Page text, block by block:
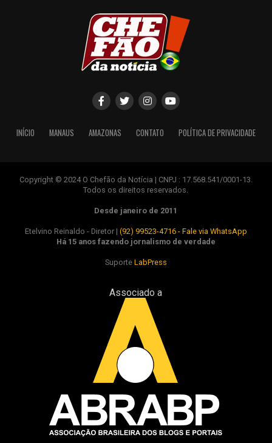
INÍCIO MANAUS AMAZONAS CONTATO POLÍTICA DE PRIVACIDADE
Copyright © 2024 O Chefão da Notícia | CNPJ : 17.568.541/0001-13.
Todos os direitos reservados.
Desde janeiro de 2011
Etelvino Reinaldo - Diretor | (92) 99523-4716 - Fale via WhatsApp
Há 15 anos fazendo jornalismo de verdade
Suporte LabPress
Associado a